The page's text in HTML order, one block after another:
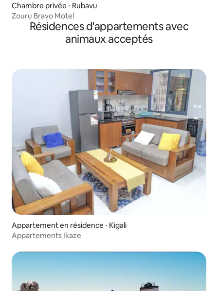
Chambre privée ⋅ Rubavu
Zouru Bravo Motel
Résidences d'appartements avec
animaux acceptés
Appartement en résidence ⋅ Kigali
Appartements Ikaze